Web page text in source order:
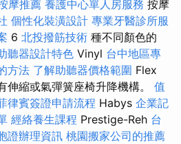
摩推薦 養護中心單人房服務 按摩
個性化裝潢設計 專業牙醫診所服
6 北投撥筋技術 種不同顏色的
聽器設計特色 Vinyl 台中地區專
方法 了解助聽器價格範圍 Flex
伸縮或氣彈簧座椅升降機構。 值
律賓簽證申請流程 Habys 企業記
經絡養生課程 Prestige-Reh 台
證辦理資訊 桃園搬家公司的推薦